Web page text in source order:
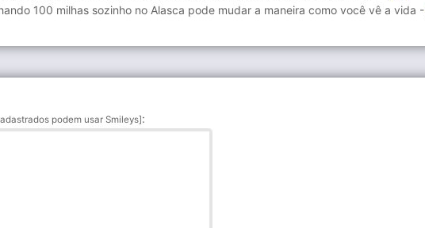
100 milhas sozinho no Alasca pode mudar a maneira como você vê a vida -
podem usar Smileys] :